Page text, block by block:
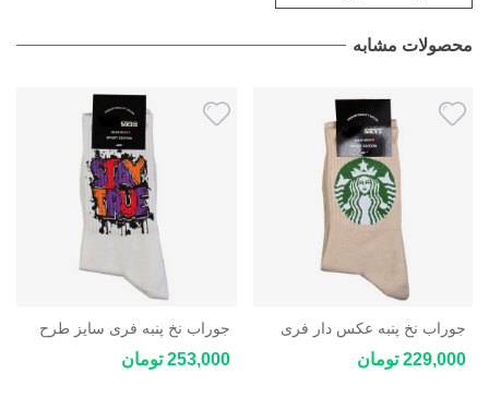
محصولات مشابه
جوراب نخ پنبه عکس دار فری
سایز
229,000 تومان
جوراب نخ پنبه فری سایز طرح
فانتزی
253,000 تومان